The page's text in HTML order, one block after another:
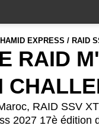
RAID
RAID SSV
2027 17è édition